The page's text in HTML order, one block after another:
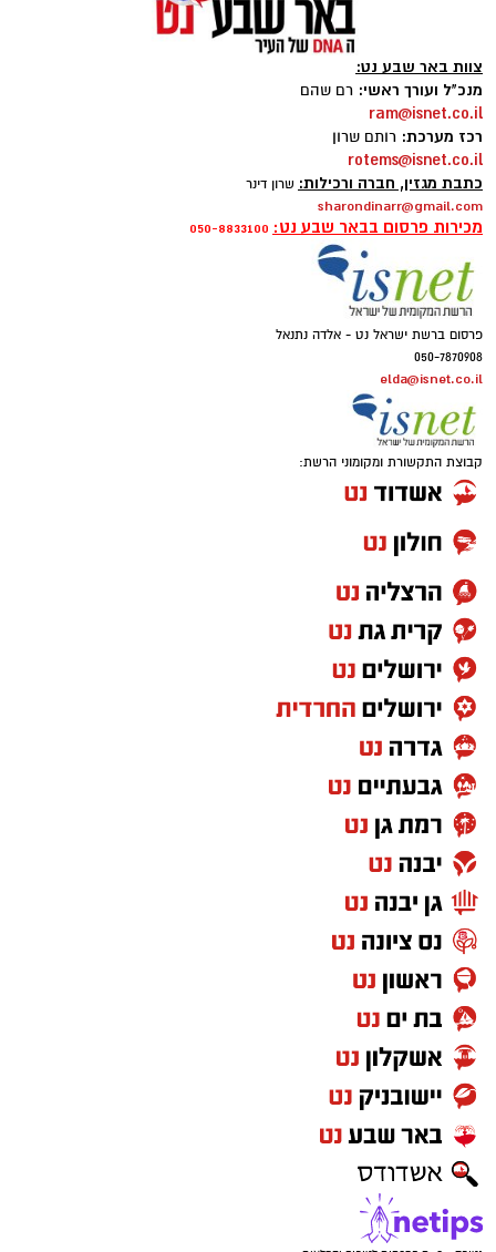
צוות באר שבע נט:
מנכ"ל ועורך ראשי: רם שהם
ram@isnet.co.il
רכז מערכת: רותם שרון
rotems@isnet.co.il
כתבת מגזין, חברה ורכילות: שרון דינר
sharondinarr@gmail.com
מכירות פרסום בבאר שבע נט: 050-8833100
פרסום ברשת ישראל נט - אלדה נתנאל
050-7870908
elda@isnet.co.il
קבוצת התקשורת ומקומוני הרשת: